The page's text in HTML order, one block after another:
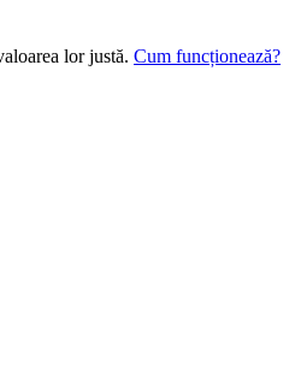
lor justă. Cum funcționează?